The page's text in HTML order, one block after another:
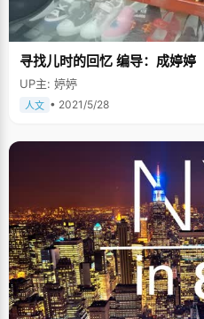
寻找儿时的回忆 编导：成婷婷
UP主: 婷婷
人文 • 2021/5/28